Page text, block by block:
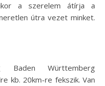
a szerelem átírja a
útra vezet minket.
Baden Württemberg
kb. 20km-re fekszik. Van